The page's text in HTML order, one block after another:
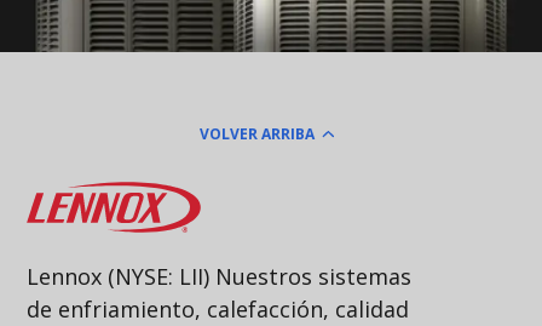
VOLVER ARRIBA
Lennox
Lennox (NYSE: LII) Nuestros sistemas
de enfriamiento, calefacción, calidad